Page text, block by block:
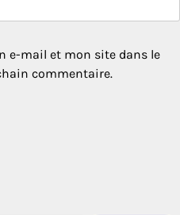
e-mail et mon site dans le
commentaire.